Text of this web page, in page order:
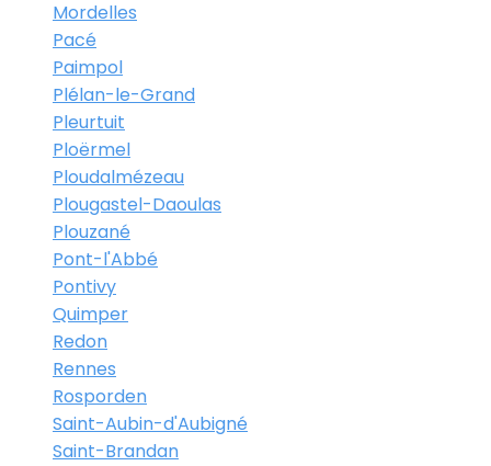
Mordelles
Pacé
Paimpol
Plélan-le-Grand
Pleurtuit
Ploërmel
Ploudalmézeau
Plougastel-Daoulas
Plouzané
Pont-l'Abbé
Pontivy
Quimper
Redon
Rennes
Rosporden
Saint-Aubin-d'Aubigné
Saint-Brandan